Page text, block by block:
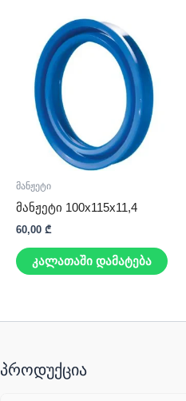
მანჟეტი
მანჟეტი 100x115x11,4
60,00 ₾
კალათაში დამატება
პროდუქცია